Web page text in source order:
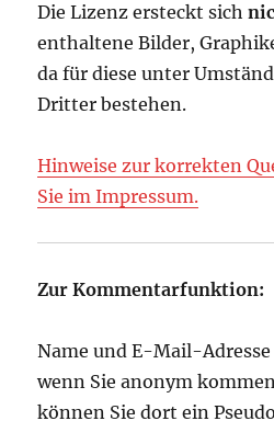
Die Lizenz ersteckt sich
enthaltene Bilder,
da für diese unter
Dritter bestehen.
Hinweise zur korrekten
Sie im Impressum.
Zur Kommentarfunktion:
Name und E-Mail-
wenn Sie anonym
können Sie dort ein